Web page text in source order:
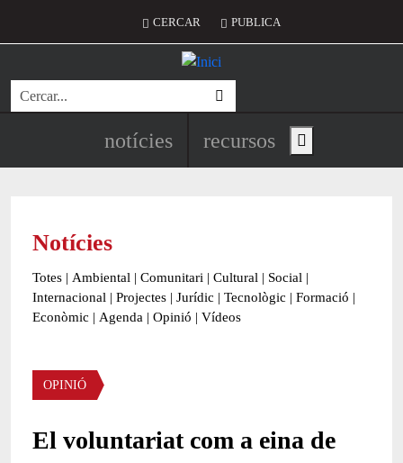
Menú del compte d'usuari
CERCAR PUBLICA
Cerca
Navegació principal de
notícies recursos Show main menu
Notícies
Totes | Ambiental | Comunitari | Cultural | Social |
Internacional | Projectes | Jurídic | Tecnològic | Formació |
Econòmic | Agenda | Opinió | Vídeos
OPINIÓ
El voluntariat com a eina de